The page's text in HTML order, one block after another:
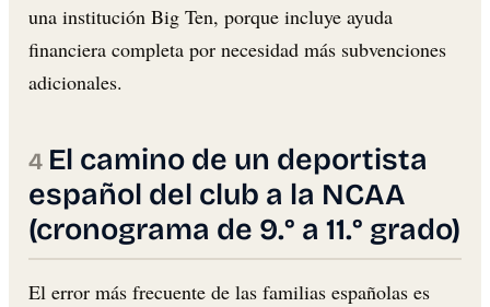
una institución Big Ten, porque incluye ayuda
financiera completa por necesidad más subvenciones
adicionales.
El camino de un deportista
español del club a la NCAA
(cronograma de 9.° a 11.° grado)
El error más frecuente de las familias españolas es